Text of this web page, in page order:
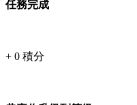
任務完成
+ 0 積分